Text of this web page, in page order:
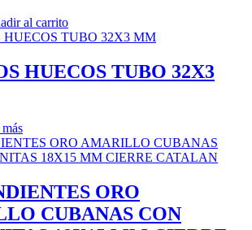
al carrito
HUECOS TUBO 32X3
ORO
CUBANAS CON